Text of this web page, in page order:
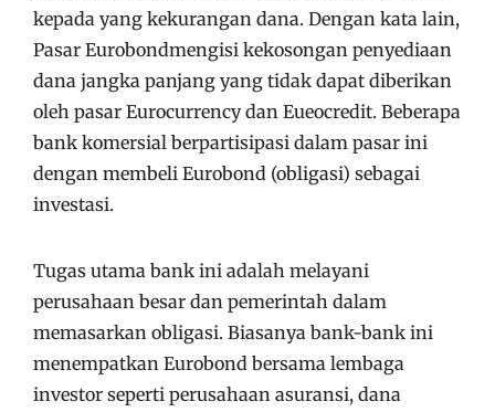
kepada yang kekurangan dana. Dengan kata lain,
Pasar Eurobondmengisi kekosongan penyediaan
dana jangka panjang yang tidak dapat diberikan
oleh pasar Eurocurrency dan Eueocredit. Beberapa
bank komersial berpartisipasi dalam pasar ini
dengan membeli Eurobond (obligasi) sebagai
investasi.
Tugas utama bank ini adalah melayani
perusahaan besar dan pemerintah dalam
memasarkan obligasi. Biasanya bank-bank ini
menempatkan Eurobond bersama lembaga
investor seperti perusahaan asuransi, dana